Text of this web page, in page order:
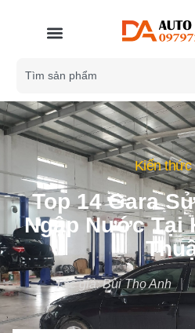
Kiến thức
Top 14 Gara
Ngập Nước Tại
Tác giả:Bùi Thọ Anh